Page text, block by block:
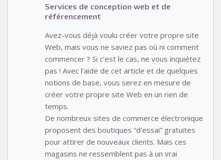
Services de conception web et de
référencement
Avez-vous déjà voulu créer votre propre site
Web, mais vous ne saviez pas où ni comment
commencer ? Si c’est le cas, ne vous inquiétez
pas ! Avec l’aide de cet article et de quelques
notions de base, vous serez en mesure de
créer votre propre site Web en un rien de
temps.
De nombreux sites de commerce électronique
proposent des boutiques “d’essai” gratuites
pour attirer de nouveaux clients. Mais ces
magasins ne ressemblent pas à un vrai